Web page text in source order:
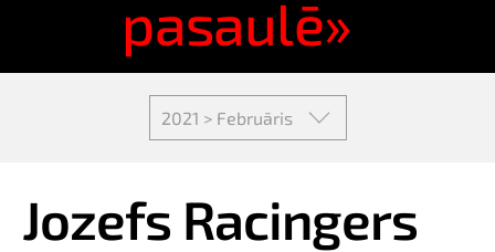
pasaulē»
2021 > Februāris
Jozefs Racingers